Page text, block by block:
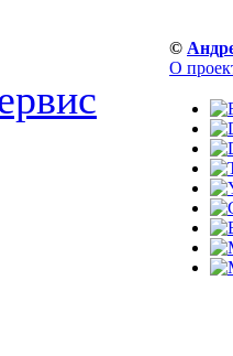
©
О